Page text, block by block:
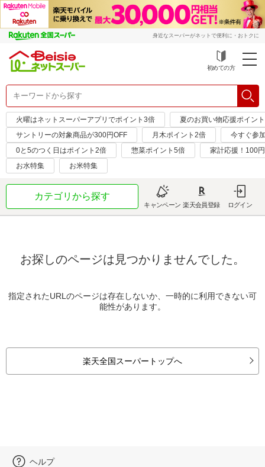
身近なスーパーがネットで便利に・おトクに
初めての方
火曜はネットスーパーアプリでポイント3倍
夏のお買い物応援ポイン
サントリーの対象商品が300円OFF
月木ポイント2倍
今すぐ参
0と5のつく日はポイント2倍
惣菜ポイント5倍
家計応援！100
お水特集
お米特集
カテゴリから探す
キャンペーン 楽天会員登録 ログイン
お探しのページは見つかりませんでした。
指定されたURLのページは存在しないか、一時的に利用できない可
能性があります。
楽天全国スーパートップへ
ヘルプ